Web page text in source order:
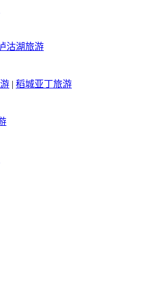
沽湖旅游
| 稻城亚丁旅游